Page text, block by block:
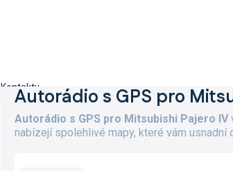
Kontakty
Autorádio s GPS pro
Autorádio s GPS pro Mitsubishi Pajero IV
nabízejí spolehlivé mapy, které vám usnadní